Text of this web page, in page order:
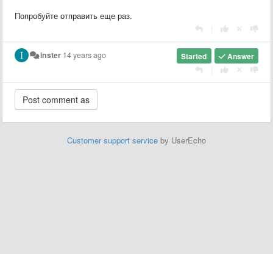
Попробуйте отправить еще раз.
Answer
Started
inster 14 years ago
Customer support service by UserEcho